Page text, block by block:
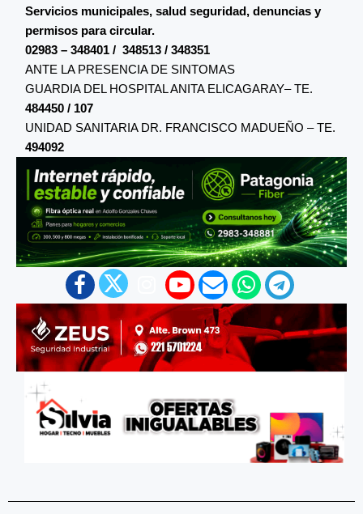
Servicios municipales, salud seguridad, denuncias y
permisos para circular.
02983 – 348401 / 348513 / 348351
ANTE LA PRESENCIA DE SINTOMAS
GUARDIA DEL HOSPITAL ANITA ELICAGARAY– TE.
484450 / 107
UNIDAD SANITARIA DR. FRANCISCO MADUEÑO – TE.
494092